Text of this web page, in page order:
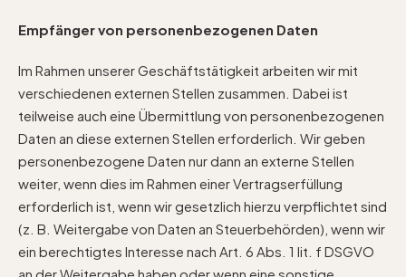
Empfänger von personenbezogenen Daten
Im Rahmen unserer Geschäftstätigkeit arbeiten wir mit
verschiedenen externen Stellen zusammen. Dabei ist
teilweise auch eine Übermittlung von personenbezogenen
Daten an diese externen Stellen erforderlich. Wir geben
personenbezogene Daten nur dann an externe Stellen
weiter, wenn dies im Rahmen einer Vertragserfüllung
erforderlich ist, wenn wir gesetzlich hierzu verpflichtet sind
(z. B. Weitergabe von Daten an Steuerbehörden), wenn wir
ein berechtigtes Interesse nach Art. 6 Abs. 1 lit. f DSGVO